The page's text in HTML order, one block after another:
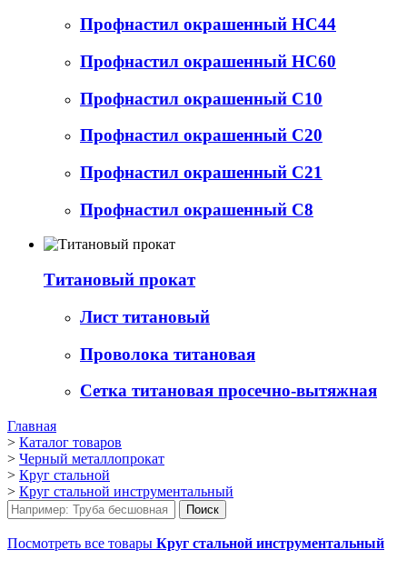
Профнастил окрашенный НС44
Профнастил окрашенный НС60
Профнастил окрашенный С10
Профнастил окрашенный С20
Профнастил окрашенный С21
Профнастил окрашенный С8
Титановый прокат
Лист титановый
Проволока титановая
Сетка титановая просечно-вытяжная
Главная
> Каталог товаров
> Черный металлопрокат
> Круг стальной
> Круг стальной инструментальный
Посмотреть все товары Круг стальной инструментальный